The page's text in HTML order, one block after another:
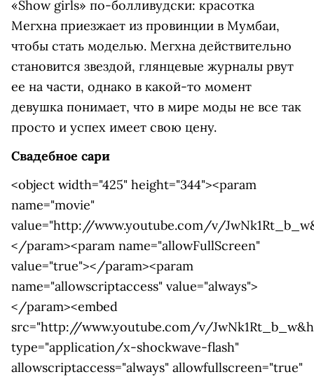
«Show girls» по-болливудски: красотка
Мегхна приезжает из провинции в Мумбаи,
чтобы стать моделью. Мегхна действительно
становится звездой, глянцевые журналы рвут
ее на части, однако в какой-то момент
девушка понимает, что в мире моды не все так
просто и успех имеет свою цену.
Свадебное сари
<object width="425" height="344"><param
name="movie"
value="http://www.youtube.com/v/
</param><param name="allowFullScreen"
value="true"></param><param
name="allowscriptaccess" value="always">
</param><embed
src="http://www.youtube.com/v/
type="application/x-shockwave-flash"
allowscriptaccess="always" allowfullscreen="true"